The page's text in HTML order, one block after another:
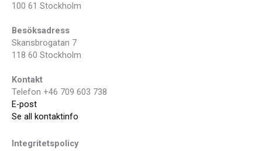
100 61 Stockholm
Besöksadress
Skansbrogatan 7
118 60 Stockholm
Kontakt
Telefon +46 709 603 738
E-post
Se all kontaktinfo
Integritetspolicy